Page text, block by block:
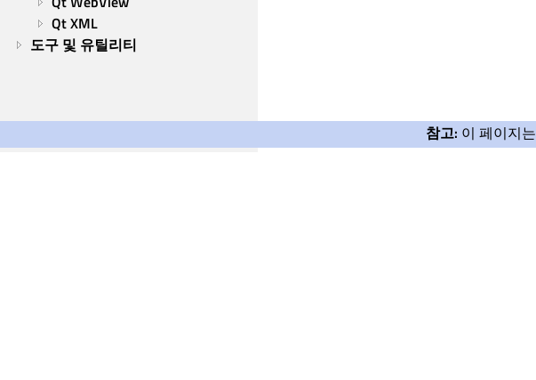
Qt XML
도구 및 유틸리티
참고: 이 페이지는